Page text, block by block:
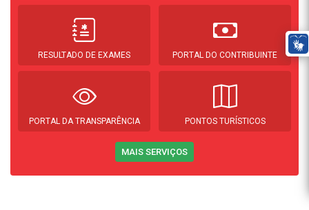
RESULTADO DE EXAMES PORTAL DO CONTRIBUINTE
PORTAL DA TRANSPARÊNCIA PONTOS TURÍSTICOS
MAIS SERVIÇOS